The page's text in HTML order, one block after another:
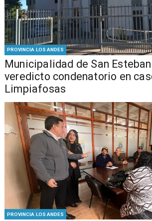
PROVINCIA LOS ANDES
Municipalidad de San
veredicto condenatorio en
Limpiafosas
PROVINCIA LOS ANDES